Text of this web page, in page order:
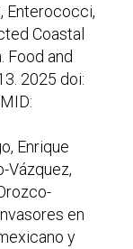
Enterococci,
Coastal
Food and
2025 doi:
Enrique
Vázquez,
en
y